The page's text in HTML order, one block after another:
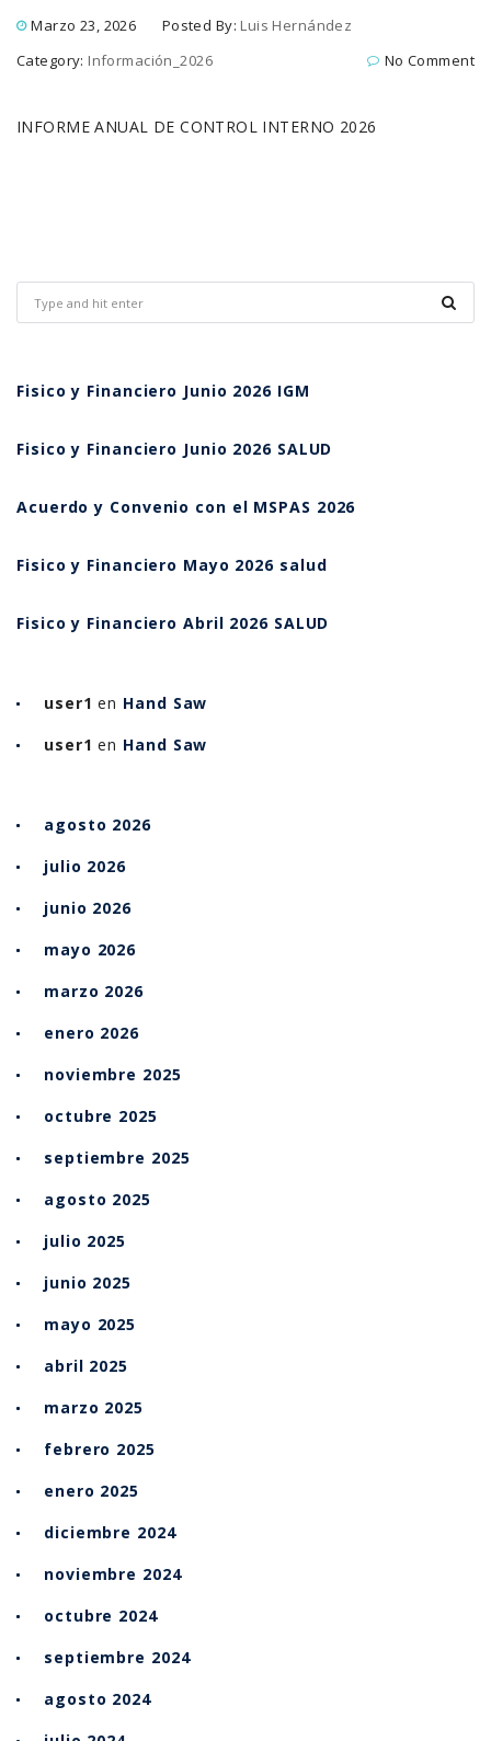
Marzo 23, 2026 Posted By: Luis Hernández
Category: Información_2026 No Comment
INFORME ANUAL DE CONTROL INTERNO 2026
Fisico y Financiero Junio 2026 IGM
Fisico y Financiero Junio 2026 SALUD
Acuerdo y Convenio con el MSPAS 2026
Fisico y Financiero Mayo 2026 salud
Fisico y Financiero Abril 2026 SALUD
user1 en Hand Saw
user1 en Hand Saw
agosto 2026
julio 2026
junio 2026
mayo 2026
marzo 2026
enero 2026
noviembre 2025
octubre 2025
septiembre 2025
agosto 2025
julio 2025
junio 2025
mayo 2025
abril 2025
marzo 2025
febrero 2025
enero 2025
diciembre 2024
noviembre 2024
octubre 2024
septiembre 2024
agosto 2024